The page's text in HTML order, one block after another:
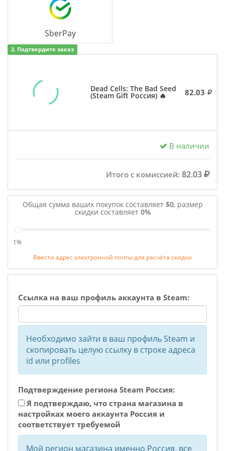
SberPay
2. Подтвердите заказ
Dead Cells: The Bad Seed
(Steam Gift Россия) 🔥 82.03
В наличии
Итого с комиссией: 82.03
Общая сумма ваших покупок составляет $0, размер
скидки составляет 0%
1%
Ввести адрес электронной почты для расчёта скидки
Ссылка на ваш профиль аккаунта в Steam:
Необходимо зайти в ваш профиль Steam и
скопировать целую ссылку в строке адреса
id или profiles
Подтверждение региона Steam Россия:
Я подтверждаю, что страна магазина в
настройках моего аккаунта Россия и
соответствует требуемой
Мой регион магазина именно Россия, все